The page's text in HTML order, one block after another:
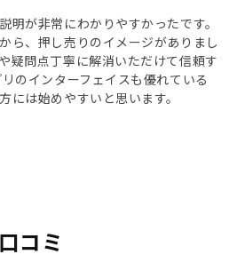
明が非常にわかりやすかったです。
ら、押し売りのイメージがありまし
疑問点丁寧に解消いただけて信頼す
のインターフェイスも優れている
には始めやすいと思います。
コミ